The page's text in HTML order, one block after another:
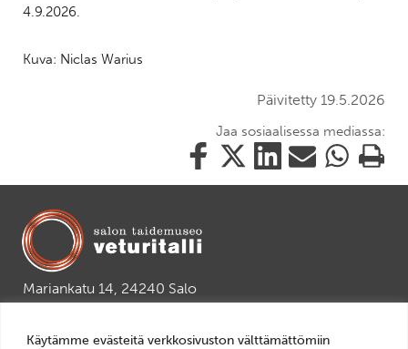
Käytämme evästeitä verkkosivuston välttämättömiin
4.9.2026.
Kuva: Niclas Warius
Päivitetty 19.5.2026
Jaa sosiaalisessa mediassa:
Jaa
tämä
Jaa
Jaa
tämä
Jaa
Jaa
Tulosta
Mariankatu 14, 24240 Salo
veturitalli(a)salo.fi